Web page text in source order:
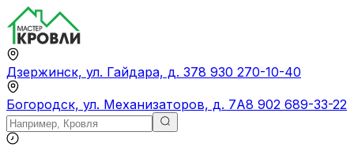
Дзержинск, ул. Гайдара, д. 378 930 270-10-40
Богородск, ул. Механизаторов, д. 7А8 902 689-33-22